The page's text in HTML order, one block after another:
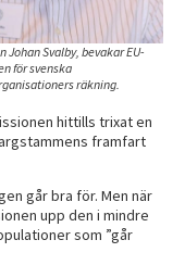
Johan Svalby, bevakar EU-
för svenska
räkning.
hittills trixat en
framfart
går bra för. Men när
upp den i mindre
som ”går